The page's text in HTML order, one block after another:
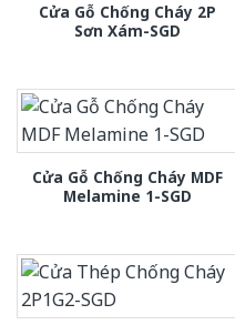
Cửa Gỗ Chống Cháy 2P
Sơn Xám-SGD
Cửa Gỗ Chống Cháy MDF
Melamine 1-SGD